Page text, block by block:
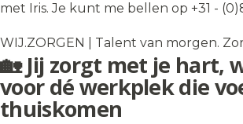
met Iris. Je kunt me bellen op +31 -
WIJ.ZORGEN | Talent van morgen.
🏡 Jij zorgt met je hart,
voor dé werkplek die
thuiskomen